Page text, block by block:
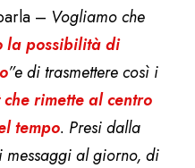
– Vogliamo che
la possibilità di
”e di trasmettere così i
rimette al centro
tempo. Presi dalla
al giorno, di